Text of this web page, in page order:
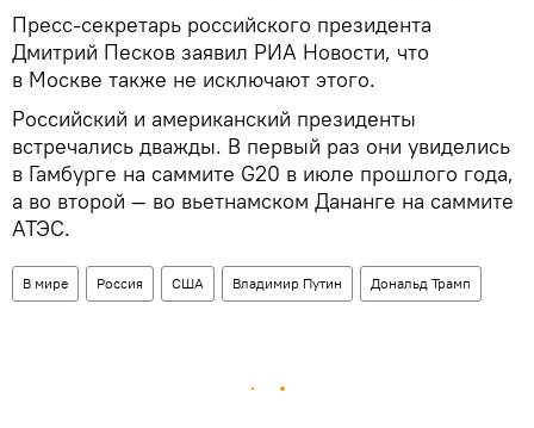
Пресс-секретарь российского президента
Дмитрий Песков заявил РИА Новости, что
в Москве также не исключают этого.
Российский и американский президенты
встречались дважды. В первый раз они увиделись
в Гамбурге на саммите G20 в июле прошлого года,
а во второй — во вьетнамском Дананге на саммите
АТЭС.
В мире Россия США Владимир Путин Дональд Трамп